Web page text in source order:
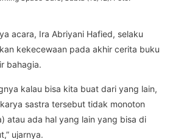
acara, Ira Abriyani Hafied, selaku
kekecewaan pada akhir cerita buku
bahagia.
kalau bisa kita buat dari yang lain,
sastra tersebut tidak monoton
atau ada hal yang lain yang bisa di
ujarnya.